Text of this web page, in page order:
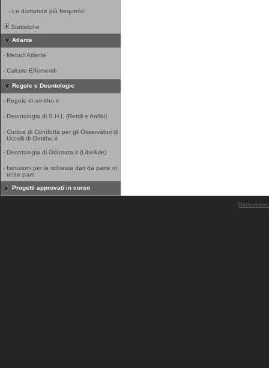
- Le domande più frequenti
Statistiche
Atlante
- Metodi Atlante
- Calcolo Effemeridi
Regole e Deontologie
- Regole di ornitho.it
- Deontologia di S.H.I. (Rettili e Anfibi)
- Codice di Condotta per gli Osservatori di
Uccelli di Ornitho.it
- Deontologia di Odonata.it (Libellule)
- Istruzioni per la richiesta dati da parte di
terze parti
Progetti approvati in corso
Biolovision